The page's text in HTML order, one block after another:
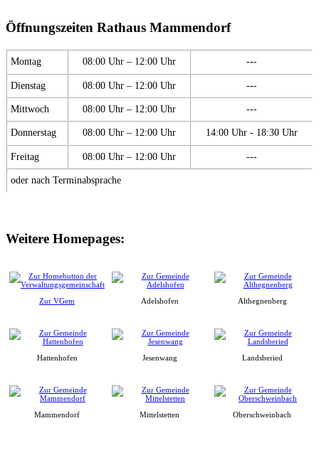
Öffnungszeiten Rathaus Mammendorf
Montag 08:00 Uhr – 12:00 Uhr ---
Dienstag 08:00 Uhr – 12:00 Uhr ---
Mittwoch 08:00 Uhr – 12:00 Uhr ---
Donnerstag 08:00 Uhr – 12:00 Uhr 14:00 Uhr - 18:30 Uhr
Freitag 08:00 Uhr – 12:00 Uhr ---
oder nach Terminabsprache
Weitere Homepages:
Zur VGem Adelshofen Althegnenberg
Hattenhofen Jesenwang Landsberied
Mammendorf Mittelstetten Oberschweinbach